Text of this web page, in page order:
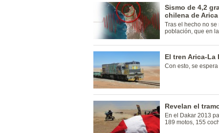
Sismo de 4,2
chilena de Arica
Tras el hecho no
población, que en
El tren Arica-
Con esto, se
Revelan el
En el Dakar 2013
189 motos, 155